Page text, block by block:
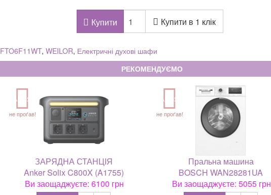
Купити Купити в 1 клік
FTO6F11WT, WEILOR, Електричні духові шафи
РЕКОМЕНДУЄМО
АКЦІЯ
не проґав!
ЗАРЯДНА СТАНЦІЯ
Anker Solix C800X (A1755)
Ви заощаджуєте: 6100 грн
АКЦІЯ
не проґав!
Пральна машина
BOSCH WAN28281UA
Ви заощаджуєте: 5055 грн